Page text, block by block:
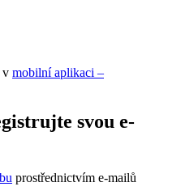
v mobilní aplikaci –
svou e-
prostřednictvím e-mailů